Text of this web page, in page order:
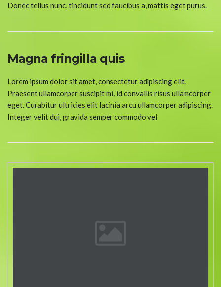
Donec tellus nunc, tincidunt sed faucibus a, mattis eget purus.
Magna fringilla quis
Lorem ipsum dolor sit amet, consectetur adipiscing elit.
Praesent ullamcorper suscipit mi, id convallis risus ullamcorper
eget. Curabitur ultricies elit lacinia arcu ullamcorper adipiscing.
Integer velit dui, gravida semper commodo vel